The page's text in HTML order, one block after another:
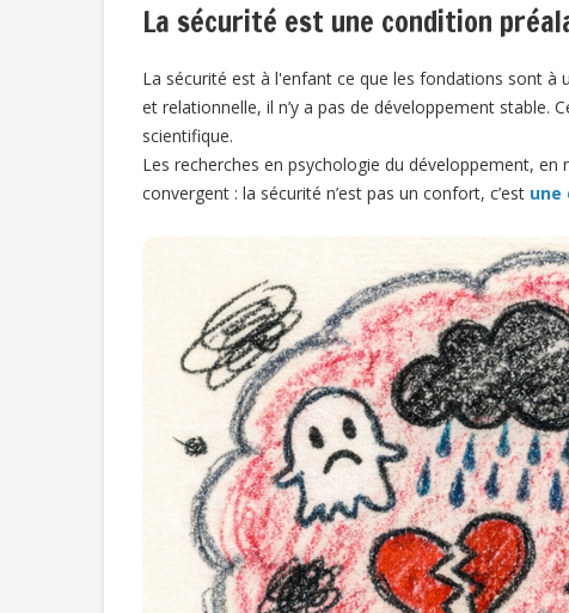
La sécurité est une condition
La sécurité est à l'enfant ce que les fondations sont à
et relationnelle, il n’y a pas de développement stable.
scientifique.
Les recherches en psychologie du développement,
convergent : la sécurité n’est pas un confort, c’est une